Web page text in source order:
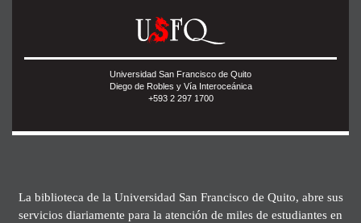
Universidad San Francisco de Quito
Diego de Robles y Vía Interoceánica
+593 2 297 1700
La biblioteca de la Universidad San Francisco de Quito, abre sus
servicios diariamente para la atención de miles de estudiantes en